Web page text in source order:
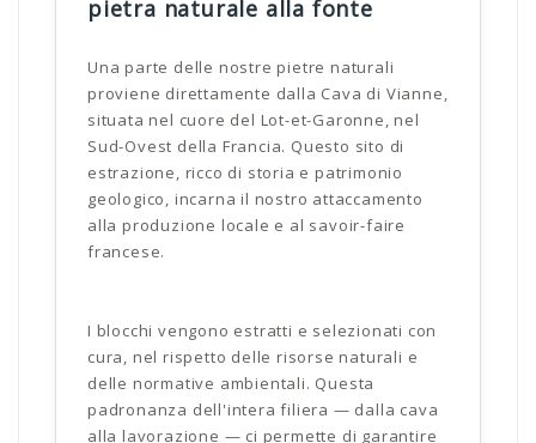
pietra naturale alla fonte
Una parte delle nostre pietre naturali
proviene direttamente dalla Cava di Vianne,
situata nel cuore del Lot-et-Garonne, nel
Sud-Ovest della Francia. Questo sito di
estrazione, ricco di storia e patrimonio
geologico, incarna il nostro attaccamento
alla produzione locale e al savoir-faire
francese.
I blocchi vengono estratti e selezionati con
cura, nel rispetto delle risorse naturali e
delle normative ambientali. Questa
padronanza dell'intera filiera — dalla cava
alla lavorazione — ci permette di garantire